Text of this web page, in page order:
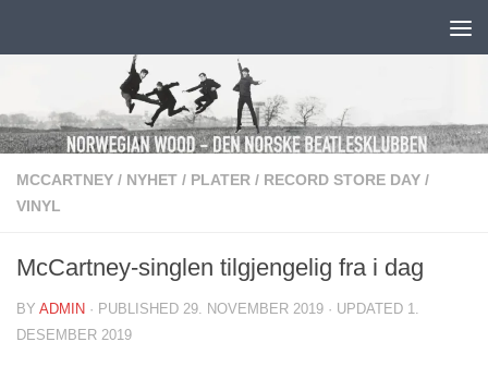
MCCARTNEY / NYHET / PLATER / RECORD STORE DAY /
VINYL
McCartney-singlen tilgjengelig fra i dag
BY ADMIN · PUBLISHED 29. NOVEMBER 2019 · UPDATED 1.
DESEMBER 2019